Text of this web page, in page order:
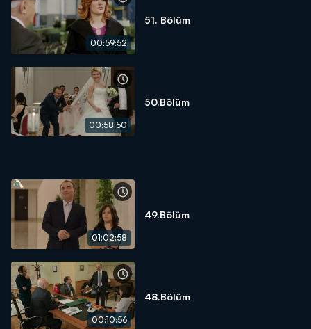
00:59:52
51. Bölüm
00:58:50
50.Bölüm
01:02:58
49.Bölüm
00:10:56
48.Bölüm